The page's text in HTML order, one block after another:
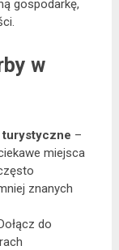
gospodarkę,
w
turystyczne –
miejsca
znanych
do